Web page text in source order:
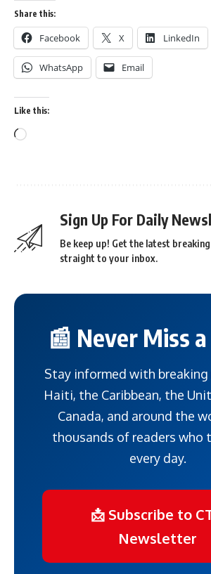
Share this:
Facebook X LinkedIn
WhatsApp Email
Like this:
Sign Up For Daily
Be keep up! Get the latest
straight to your inbox.
📰 Never Miss
Stay informed with breaking
Haiti, the Caribbean, the
Canada, and around the
thousands of readers who
every day.
📩 Subscribe to
Newsletter